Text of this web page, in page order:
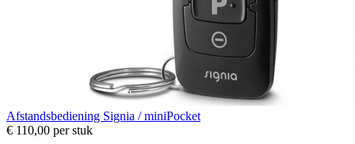
Afstandsbediening Signia / miniPocket
€ 110,00 per stuk